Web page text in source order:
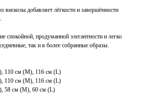
вискозы добавляет лёгкости и завершённости
спокойной, продуманной элегантности и легко
так и в более собранные образы.
110 см (М), 116 см (L)
110 см (М), 116 см (L)
58 см (М), 60 см (L)